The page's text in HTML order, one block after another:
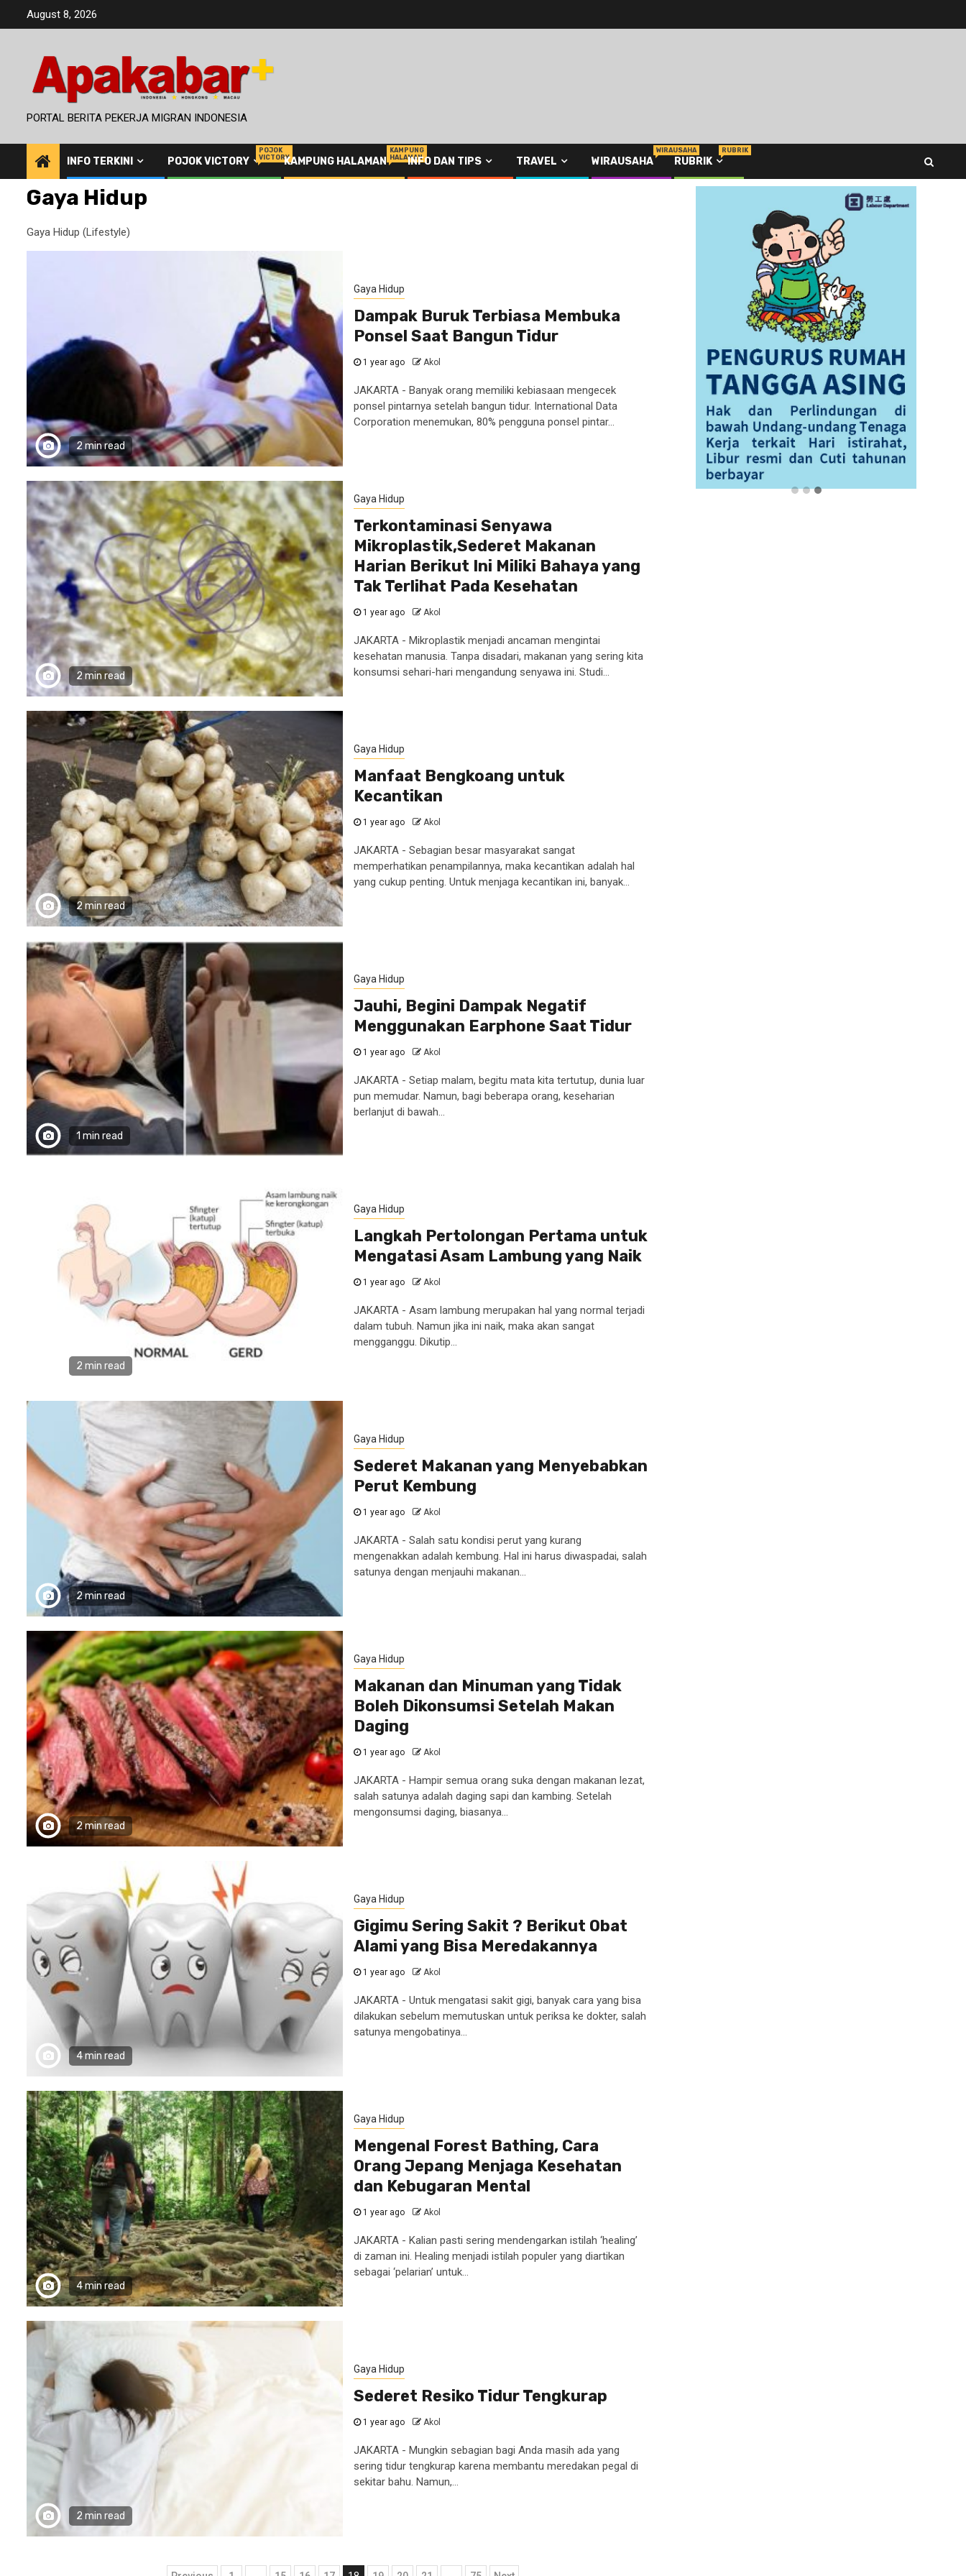
August 8, 2026
PORTAL BERITA PEKERJA MIGRAN INDONESIA
INFO TERKINI POJOK VICTORY
POJOK
VICTORYKAMPUNG HALAMAN
KAMPUNG
HALAMANINFO DAN TIPS TRAVEL WIRAUSAHA
WIRAUSAHA
RUBRIK
RUBRIK
Gaya Hidup
Gaya Hidup (Lifestyle)
2 min read
Gaya Hidup
Dampak Buruk Terbiasa Membuka
Ponsel Saat Bangun Tidur
1 year ago Akol
JAKARTA - Banyak orang memiliki kebiasaan mengecek
ponsel pintarnya setelah bangun tidur. International Data
Corporation menemukan, 80% pengguna ponsel pintar...
2 min read
Gaya Hidup
Terkontaminasi Senyawa
Mikroplastik,Sederet Makanan
Harian Berikut Ini Miliki Bahaya yang
Tak Terlihat Pada Kesehatan
1 year ago Akol
JAKARTA - Mikroplastik menjadi ancaman mengintai
kesehatan manusia. Tanpa disadari, makanan yang sering kita
konsumsi sehari-hari mengandung senyawa ini. Studi...
2 min read
Gaya Hidup
Manfaat Bengkoang untuk
Kecantikan
1 year ago Akol
JAKARTA - Sebagian besar masyarakat sangat
memperhatikan penampilannya, maka kecantikan adalah hal
yang cukup penting. Untuk menjaga kecantikan ini, banyak...
1 min read
Gaya Hidup
Jauhi, Begini Dampak Negatif
Menggunakan Earphone Saat Tidur
1 year ago Akol
JAKARTA - Setiap malam, begitu mata kita tertutup, dunia luar
pun memudar. Namun, bagi beberapa orang, keseharian
berlanjut di bawah...
2 min read
Gaya Hidup
Langkah Pertolongan Pertama untuk
Mengatasi Asam Lambung yang Naik
1 year ago Akol
JAKARTA - Asam lambung merupakan hal yang normal terjadi
dalam tubuh. Namun jika ini naik, maka akan sangat
mengganggu. Dikutip...
2 min read
Gaya Hidup
Sederet Makanan yang Menyebabkan
Perut Kembung
1 year ago Akol
JAKARTA - Salah satu kondisi perut yang kurang
mengenakkan adalah kembung. Hal ini harus diwaspadai, salah
satunya dengan menjauhi makanan...
2 min read
Gaya Hidup
Makanan dan Minuman yang Tidak
Boleh Dikonsumsi Setelah Makan
Daging
1 year ago Akol
JAKARTA - Hampir semua orang suka dengan makanan lezat,
salah satunya adalah daging sapi dan kambing. Setelah
mengonsumsi daging, biasanya...
4 min read
Gaya Hidup
Gigimu Sering Sakit ? Berikut Obat
Alami yang Bisa Meredakannya
1 year ago Akol
JAKARTA - Untuk mengatasi sakit gigi, banyak cara yang bisa
dilakukan sebelum memutuskan untuk periksa ke dokter, salah
satunya mengobatinya...
4 min read
Gaya Hidup
Mengenal Forest Bathing, Cara
Orang Jepang Menjaga Kesehatan
dan Kebugaran Mental
1 year ago Akol
JAKARTA - Kalian pasti sering mendengarkan istilah ‘healing’
di zaman ini. Healing menjadi istilah populer yang diartikan
sebagai ‘pelarian’ untuk...
2 min read
Gaya Hidup
Sederet Resiko Tidur Tengkurap
1 year ago Akol
JAKARTA - Mungkin sebagian bagi Anda masih ada yang
sering tidur tengkurap karena membantu meredakan pegal di
sekitar bahu. Namun,...